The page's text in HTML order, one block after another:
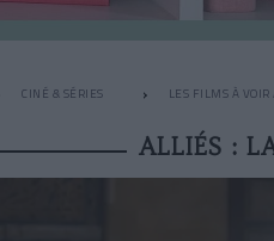
CINÉ & SÉRIES LES FILMS À
ALLIÉS :